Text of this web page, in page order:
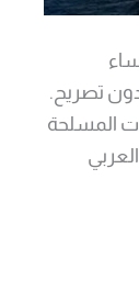
هرمز دون تصريح.
المسلحة